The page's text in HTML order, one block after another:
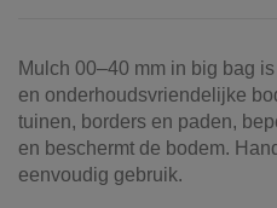
Mulch 00–40 mm in big bag
en onderhoudsvriendelijke
tuinen, borders en paden,
en beschermt de bodem.
eenvoudig gebruik.